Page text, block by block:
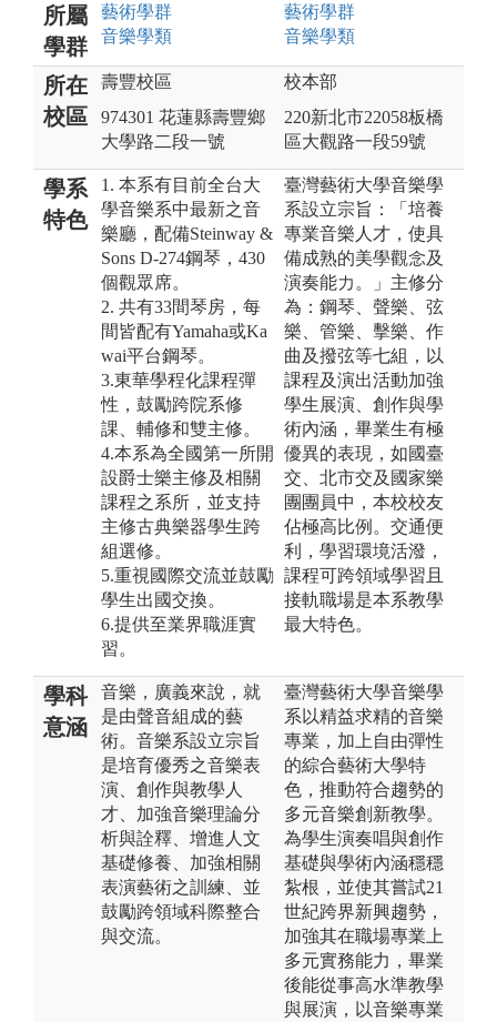
所屬
學群
藝術學群
音樂學類
藝術學群
音樂學類
所在
校區
壽豐校區
974301 花蓮縣壽豐鄉
大學路二段一號
校本部
220新北市22058板橋
區大觀路一段59號
學系
特色
1. 本系有目前全台大
學音樂系中最新之音
樂廳，配備Steinway &
Sons D-274鋼琴，430
個觀眾席。
2. 共有33間琴房，每
間皆配有Yamaha或Ka
wai平台鋼琴。
3.東華學程化課程彈
性，鼓勵跨院系修
課、輔修和雙主修。
4.本系為全國第一所開
設爵士樂主修及相關
課程之系所，並支持
主修古典樂器學生跨
組選修。
5.重視國際交流並鼓勵
學生出國交換。
6.提供至業界職涯實
習。
臺灣藝術大學音樂學
系設立宗旨：「培養
專業音樂人才，使具
備成熟的美學觀念及
演奏能力。」主修分
為：鋼琴、聲樂、弦
樂、管樂、擊樂、作
曲及撥弦等七組，以
課程及演出活動加強
學生展演、創作與學
術內涵，畢業生有極
優異的表現，如國臺
交、北市交及國家樂
團團員中，本校校友
佔極高比例。交通便
利，學習環境活潑，
課程可跨領域學習且
接軌職場是本系教學
最大特色。
學科
意涵
音樂，廣義來說，就
是由聲音組成的藝
術。音樂系設立宗旨
是培育優秀之音樂表
演、創作與教學人
才、加強音樂理論分
析與詮釋、增進人文
基礎修養、加強相關
表演藝術之訓練、並
鼓勵跨領域科際整合
與交流。
臺灣藝術大學音樂學
系以精益求精的音樂
專業，加上自由彈性
的綜合藝術大學特
色，推動符合趨勢的
多元音樂創新教學。
為學生演奏唱與創作
基礎與學術內涵穩穩
紮根，並使其嘗試21
世紀跨界新興趨勢，
加強其在職場專業上
多元實務能力，畢業
後能從事高水準教學
與展演，以音樂專業